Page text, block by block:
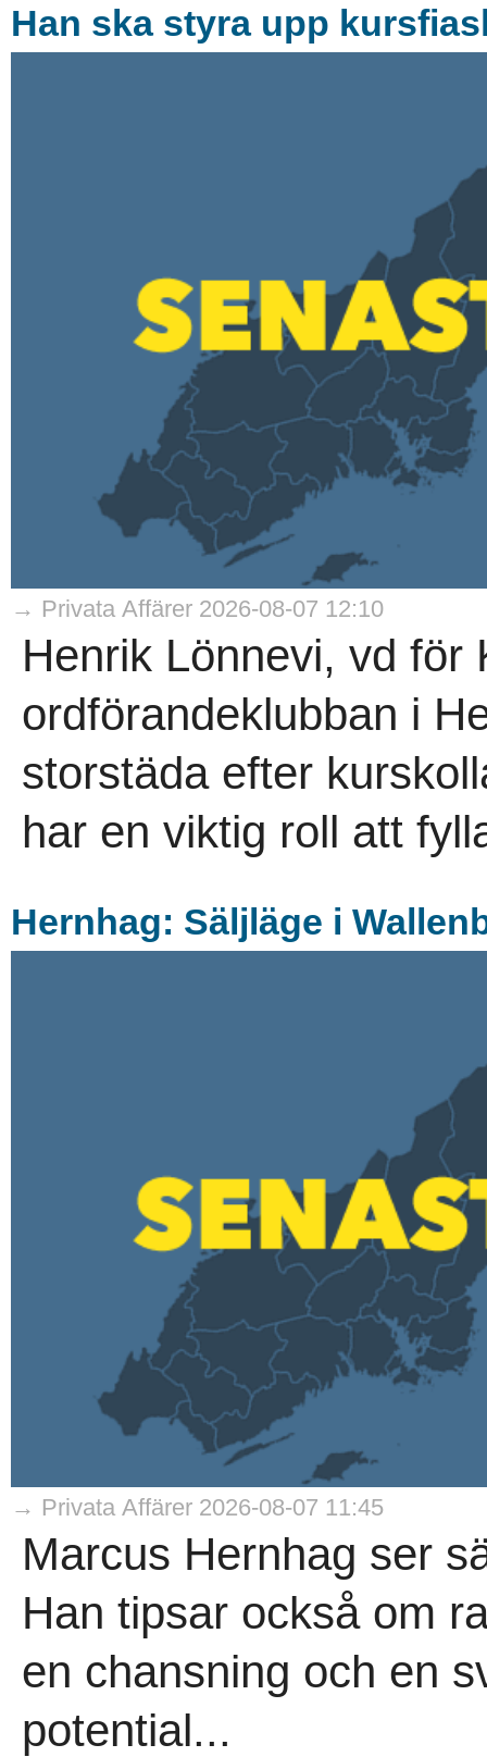
Han ska styra upp
→ Privata Affärer 2026-08-07 12:10
Henrik Lönnevi, vd för
ordförandeklubban i
storstäda efter
har en viktig roll att
Hernhag: Säljläge i
→ Privata Affärer 2026-08-07 11:45
Marcus Hernhag ser
Han tipsar också om
en chansning och en
potential...